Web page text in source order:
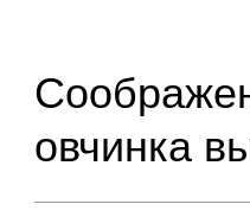
овчинка